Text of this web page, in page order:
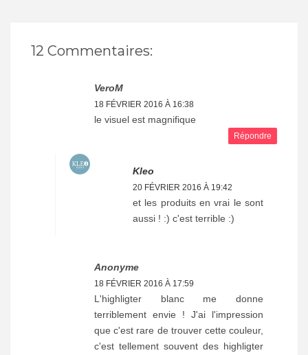
12 Commentaires:
VeroM
18 FÉVRIER 2016 À 16:38
le visuel est magnifique
Répondre
Kleo
20 FÉVRIER 2016 À 19:42
et les produits en vrai le sont
aussi ! :) c'est terrible :)
Anonyme
18 FÉVRIER 2016 À 17:59
L'highligter blanc me donne
terriblement envie ! J'ai l'impression
que c'est rare de trouver cette couleur,
c'est tellement souvent des highligter